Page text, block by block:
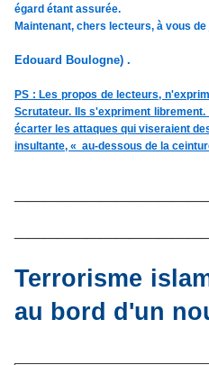
égard étant assurée.
Maintenant, chers lecteurs, à vous de
Edouard Boulogne) .
PS : Les propos de lecteurs,
Scrutateur. Ils s'expriment
écarter les attaques qui viseraient
insultante, « au-dessous de la
Terrorisme
au bord d'un